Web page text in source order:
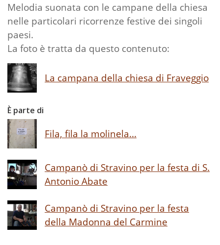
Melodia suonata con le campane della chiesa
nelle particolari ricorrenze festive dei singoli
paesi.
La foto è tratta da questo contenuto:
La campana della chiesa di Fraveggio
È parte di
Fila, fila la molinela...
Campanò di Stravino per la festa di S.
Antonio Abate
Campanò di Stravino per la festa
della Madonna del Carmine